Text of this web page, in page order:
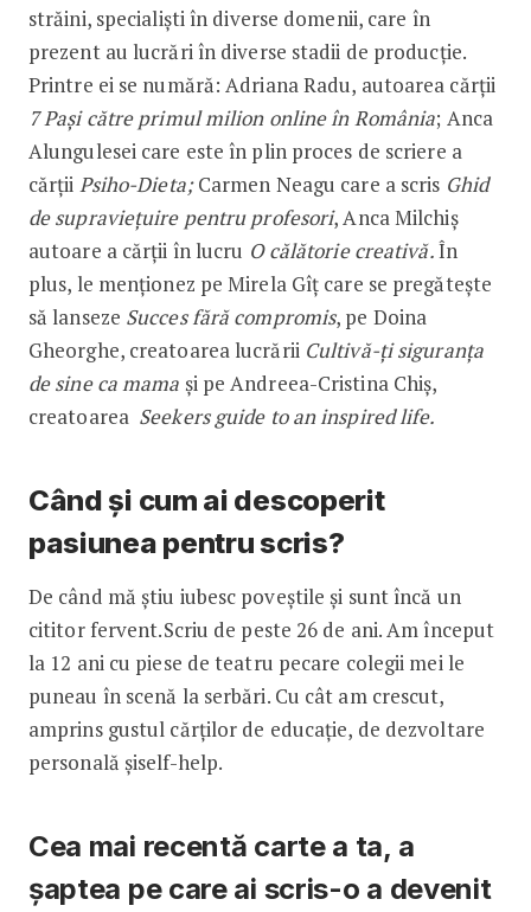
străini, specialiști în diverse domenii, care în
prezent au lucrări în diverse stadii de producție.
Printre ei se numără: Adriana Radu, autoarea cărții
7 Pași către primul milion online în România; Anca
Alungulesei care este în plin proces de scriere a
cărții Psiho-Dieta;Carmen Neagu care a scris Ghid
de supraviețuire pentru profesori, Anca Milchiș
autoare a cărții în lucru O călătorie creativă.În
plus, le menționez pe Mirela Gîț care se pregătește
să lanseze Succes fără compromis, pe Doina
Gheorghe, creatoarea lucrării Cultivă-ți siguranța
de sine ca mama și pe Andreea-Cristina Chiș,
creatoareaSeekers guide to an inspired life.
Când și cum ai descoperit
pasiunea pentru scris?
De când mă știu iubesc poveștile și sunt încă un
cititor fervent.Scriu de peste 26 de ani. Am început
la 12 ani cu piese de teatru pecare colegii mei le
puneau în scenă la serbări. Cu cât am crescut,
amprins gustul cărților de educație, de dezvoltare
personală șiself-help.
Cea mai recentă carte a ta, a
șaptea pe care ai scris-o a devenit